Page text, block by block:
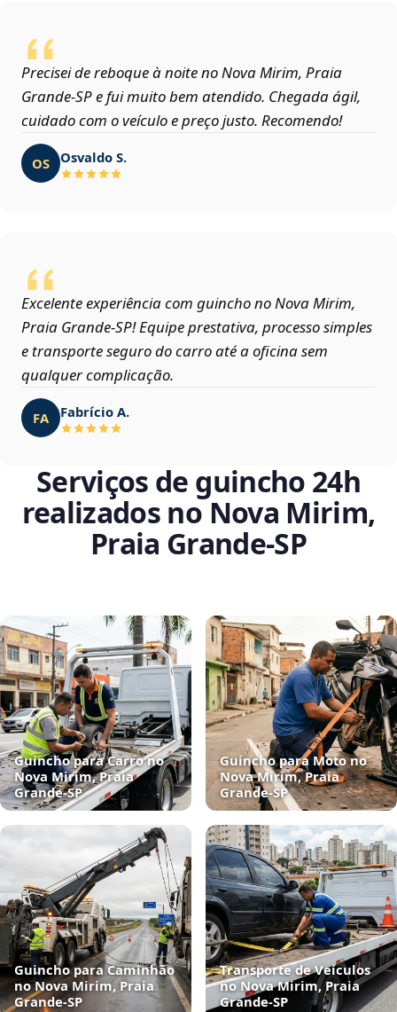
Precisei de reboque à noite no Nova Mirim, Praia
Grande‑SP e fui muito bem atendido. Chegada ágil,
cuidado com o veículo e preço justo. Recomendo!
OS Osvaldo S.
Excelente experiência com guincho no Nova Mirim,
Praia Grande‑SP! Equipe prestativa, processo simples
e transporte seguro do carro até a oficina sem
qualquer complicação.
FA Fabrício A.
Serviços de guincho 24h
realizados no Nova Mirim,
Praia Grande‑SP
Guincho para Carro no
Nova Mirim, Praia
Grande‑SP
Guincho para Moto no
Nova Mirim, Praia
Grande‑SP
Guincho para Caminhão
no Nova Mirim, Praia
Grande‑SP
Transporte de Veículos
no Nova Mirim, Praia
Grande‑SP